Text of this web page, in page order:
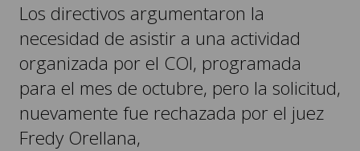
Los directivos argumentaron la
necesidad de asistir a una actividad
organizada por el COI, programada
para el mes de octubre, pero la solicitud,
nuevamente fue rechazada por el juez
Fredy Orellana,